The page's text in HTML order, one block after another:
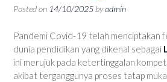
Posted on 14/10/2025 byadmin
Pandemi Covid-19 telah menciptakan
dunia pendidikan yang dikenal sebagai
ini merujuk pada ketertinggalan
akibat terganggunya proses tatap